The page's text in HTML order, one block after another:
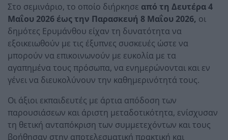
Στο σεμινάριο, το οποίο διήρκησε από τη Δευτέρα 4
Μαΐου 2026 έως την Παρασκευή 8 Μαΐου 2026, οι
δημότες Ερυμάνθου είχαν τη δυνατότητα να
εξοικειωθούν με τις έξυπνες συσκευές ώστε να
μπορούν να επικοινωνούν με ευκολία με τα
αγαπημένα τους πρόσωπα, να ενημερώνονται και εν
γένει να διευκολύνουν την καθημερινότητά τους.
Οι άξιοι εκπαιδευτές με άρτια απόδοση των
παρουσιάσεων και άριστη μεταδοτικότητα, ενίσχυσαν
τη θετική ανταπόκριση των συμμετεχόντων και τους
βοήθησαν στην αποτελεσματική πρακτική και